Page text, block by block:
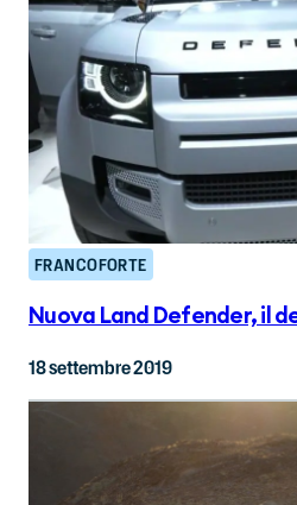
FRANCOFORTE
Nuova Land Defender, il
18 settembre 2019